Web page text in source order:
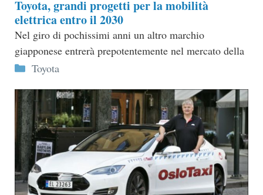
Toyota, grandi progetti per la mobilità
elettrica entro il 2030
Nel giro di pochissimi anni un altro marchio
giapponese entrerà prepotentemente nel mercato della
Categorie
Toyota